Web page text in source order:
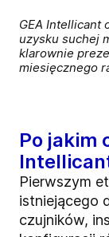
GEA Intellicant
uzysku suchej
klarownie
miesięcznego
Po jakim
Pierwszym
istniejącego
czujników,